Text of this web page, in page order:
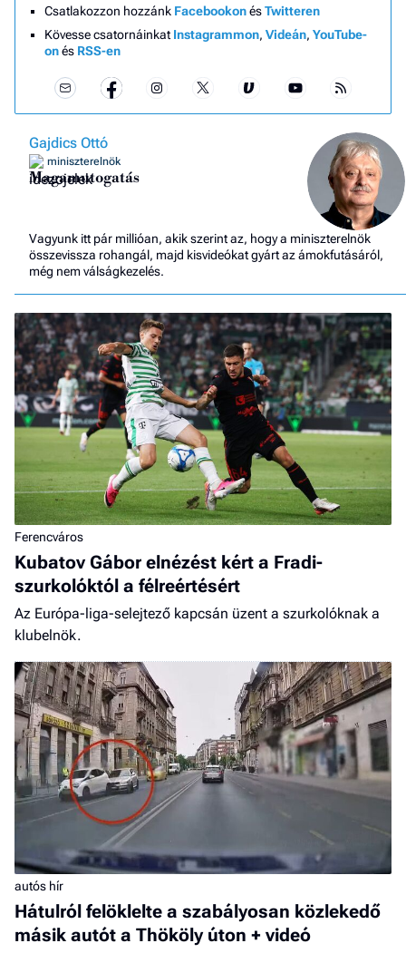
Csatlakozzon hozzánk FacebookonésTwitteren
Kövesse csatornáinkat Instagrammon, Videán, YouTube-
onés RSS-en
Gajdics Ottó
miniszterelnök
Magamutogatás
Vagyunk itt pár millióan, akik szerint az, hogy a miniszterelnök
összevissza rohangál, majd kisvideókat gyárt az ámokfutásáról,
még nem válságkezelés.
Ferencváros
Kubatov Gábor elnézést kért a Fradi-
szurkolóktól a félreértésért
Az Európa-liga-selejtező kapcsán üzent a szurkolóknak a
klubelnök.
autós hír
Hátulról felöklelte a szabályosan közlekedő
másik autót a Thököly úton + videó